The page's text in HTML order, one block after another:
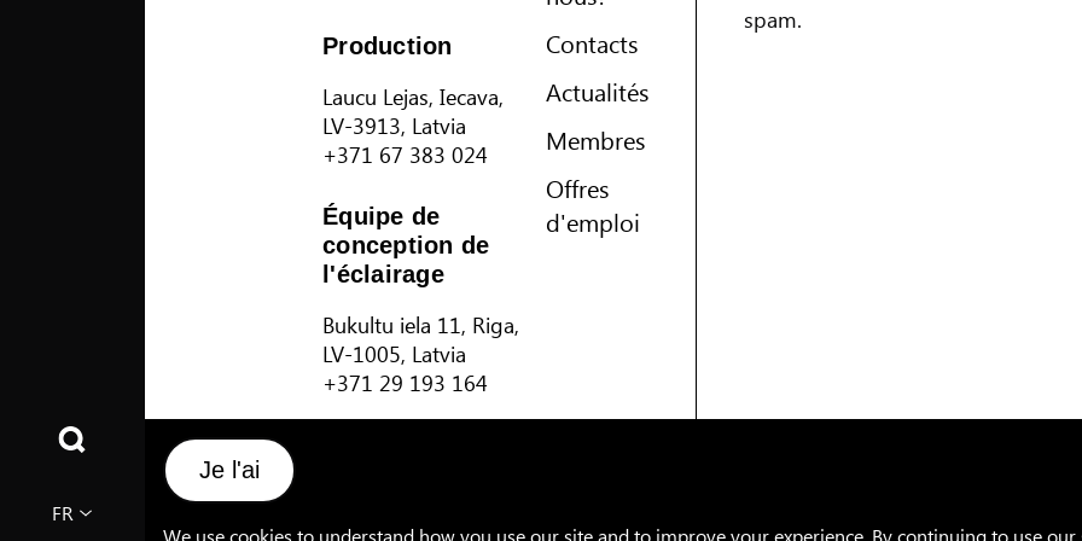
FR
Production
Laucu Lejas, Iecava,
LV-3913, Latvia
+371 67 383 024
Équipe de
conception de
l'éclairage
Bukultu iela 11, Riga,
LV-1005, Latvia
+371 29 193 164
Contacts
Actualités
Membres
Offres
d'emploi
spam.
Je l'ai
We use cookies to understand how you use our site and to improve your experience. By continuing to use